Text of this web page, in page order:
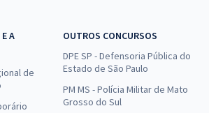
A
de
OUTROS CONCURSOS
DPE SP - Defensoria Pública do
Estado de São Paulo
PM MS - Polícia Militar de Mato
Grosso do Sul